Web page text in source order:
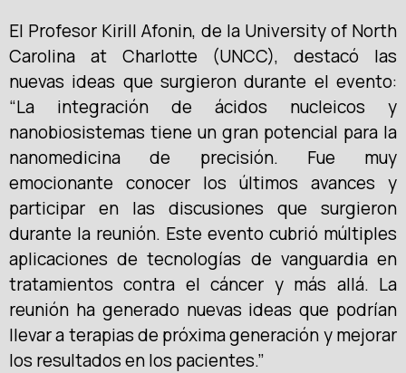
El Profesor Kirill Afonin, de la University of North
Carolina at Charlotte (UNCC), destacó las
nuevas ideas que surgieron durante el evento:
“La integración de ácidos nucleicos y
nanobiosistemas tiene un gran potencial para la
nanomedicina de precisión. Fue muy
emocionante conocer los últimos avances y
participar en las discusiones que surgieron
durante la reunión. Este evento cubrió múltiples
aplicaciones de tecnologías de vanguardia en
tratamientos contra el cáncer y más allá. La
reunión ha generado nuevas ideas que podrían
llevar a terapias de próxima generación y mejorar
los resultados en los pacientes.”